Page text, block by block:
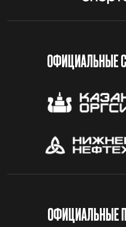
ОФИЦИАЛЬНЫЕ
ОФИЦИАЛЬНЫЕ